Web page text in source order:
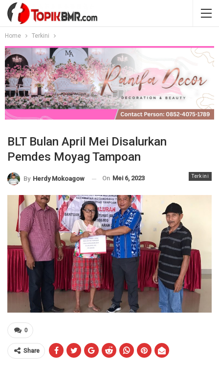
Home Terkini
BLT Bulan April Mei Disalurkan
Pemdes Moyag Tampoan
Terkini
By Herdy Mokoagow On Mei 6, 2023
0
Share